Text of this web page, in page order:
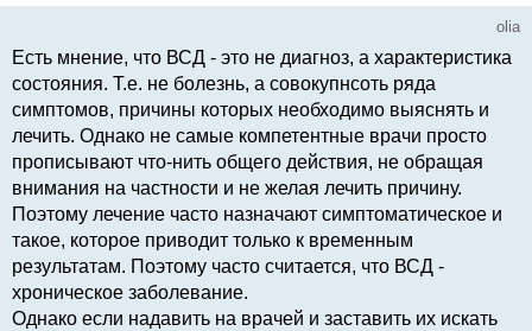
olia
Есть мнение, что ВСД - это не диагноз, а характеристика
состояния. Т.е. не болезнь, а совокупнсоть ряда
симптомов, причины которых необходимо выяснять и
лечить. Однако не самые компетентные врачи просто
прописывают что-нить общего действия, не обращая
внимания на частности и не желая лечить причину.
Поэтому лечение часто назначают симптоматическое и
такое, которое приводит только к временным
результатам. Поэтому часто считается, что ВСД -
хроническое заболевание.
Однако если надавить на врачей и заставить их искать